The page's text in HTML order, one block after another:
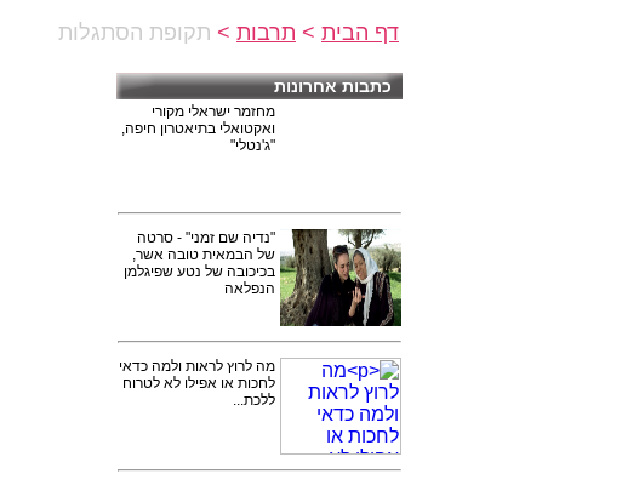
דף הבית > תרבות > תקופת הסתגלות
כתבות אחרונות
מחזמר ישראלי מקורי
ואקטואלי בתיאטרון חיפה,
"ג'נטלי"
"נדיה שם זמני" - סרטה
של הבמאית טובה אשר,
בכיכובה של נטע שפיגלמן
הנפלאה
מה לרוץ לראות ולמה כדאי
לחכות או אפילו לא לטרוח
ללכת...